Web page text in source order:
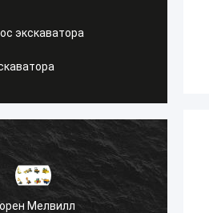
экскаватора
Санёк Нижегородский